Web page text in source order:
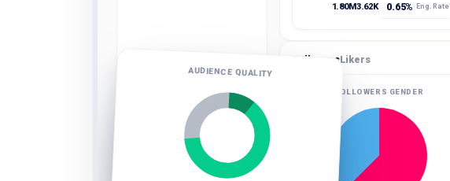
1.80M3.62K 0.65% Eng. Rate
FollowersLikers
FOLLOWERS GENDER
AUDIENCE QUALITY